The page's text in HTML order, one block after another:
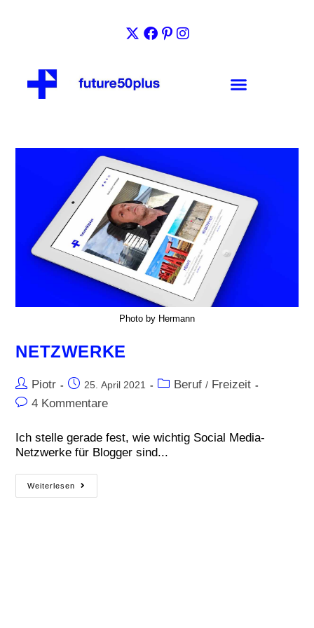
Photo by Hermann
NETZWERKE
Piotr 25. April 2021 Beruf / Freizeit
4 Kommentare
Ich stelle gerade fest, wie wichtig Social Media-
Netzwerke für Blogger sind...
Weiterlesen